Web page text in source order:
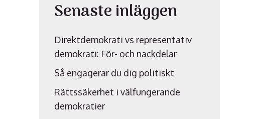
Senaste inläggen
Direktdemokrati vs representativ
demokrati: För- och nackdelar
Så engagerar du dig politiskt
Rättssäkerhet i välfungerande
demokratier